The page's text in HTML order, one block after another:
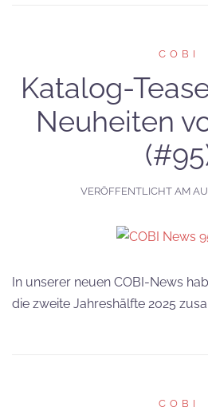
COBI
Katalog-
Neuheiten
VERÖFFENTLICHT AM
In unserer neuen COBI-News
die zweite Jahreshälfte 2025
COBI